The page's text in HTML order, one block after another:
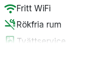
wifiFritt WiFi
smoke_free Rökfria rum
local_laundry_service Tvättservice